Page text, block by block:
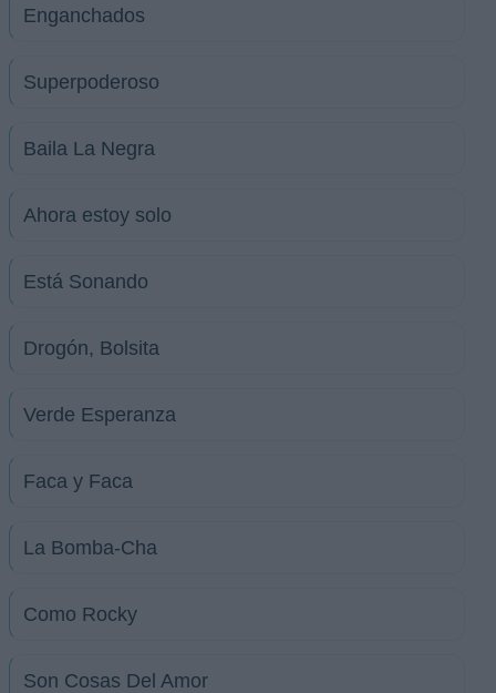
Enganchados
Superpoderoso
Baila La Negra
Ahora estoy solo
Está Sonando
Drogón, Bolsita
Verde Esperanza
Faca y Faca
La Bomba-Cha
Como Rocky
Son Cosas Del Amor